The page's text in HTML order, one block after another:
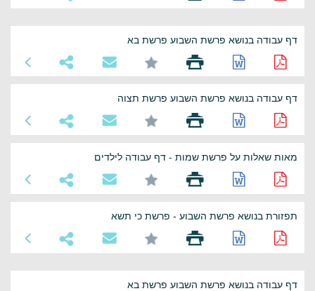
דף עבודה בנושא פרשת השבוע פרשת בא
דף עבודה בנושא פרשת השבוע פרשת תצוה
מאות שאלות על פרשת שמות - דף עבודה לילדים
תפזורת בנושא פרשת השבוע - פרשת כי תשא
דף עבודה בנושא פרשת השבוע פרשת בא